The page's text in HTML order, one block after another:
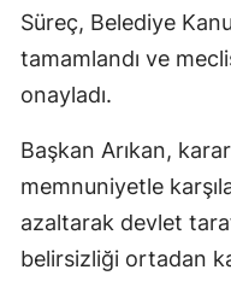
Süreç, Belediye
tamamlandı ve
onayladı.
Başkan Arıkan,
memnuniyetle
azaltarak devlet
belirsizliği ortadan